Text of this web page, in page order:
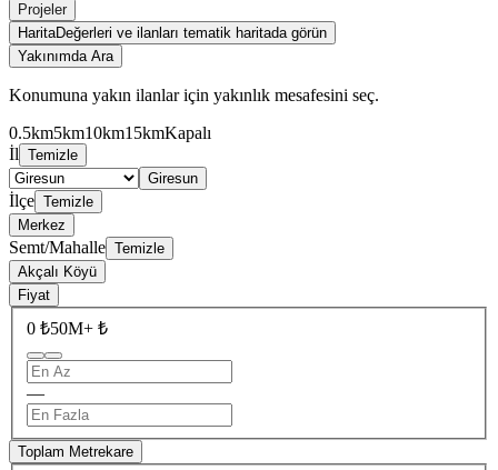
Projeler
HaritaDeğerleri ve ilanları tematik haritada görün
Yakınımda Ara
Konumuna yakın ilanlar için yakınlık mesafesini seç.
0.5km5km10km15kmKapalı
İl Temizle
Giresun
İlçe Temizle
Merkez
Semt/Mahalle Temizle
Akçalı Köyü
Fiyat
0 ₺50M+ ₺
—
Toplam Metrekare